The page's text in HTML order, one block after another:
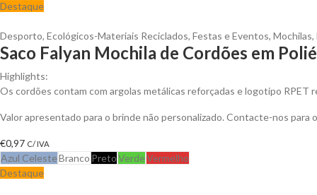
Destaque
Desporto, Ecológicos-Materiais Reciclados, Festas e Eventos, Mochilas,
Saco Falyan Mochila de Cordões em
Highlights:
Os cordões contam com argolas metálicas reforçadas e logotipo RPET
Valor apresentado para o brinde não personalizado. Contacte-nos
€0,97 C/ IVA
Azul CelesteBranco PretoVerdeVermelho
Destaque